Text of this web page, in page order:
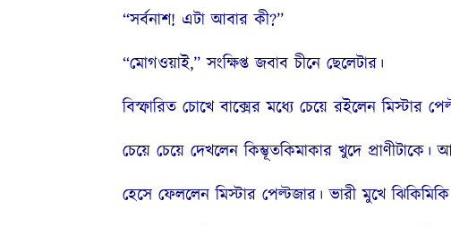
“সর্বনাশ! এটা আবার কী?”
“মোগওয়াই,” সংক্ষিপ্ত জবাব চীনে ছেলেটার।
বিস্ফারিত চোখে বাক্সের মধ্যে চেয়ে রইলেন মিস্টার
চেয়ে চেয়ে দেখলেন কিম্ভূতকিমাকার খুদে প্রাণীটাকে।
হেসে ফেললেন মিস্টার পেল্টজার। ভারী মুখে ঝিকিমিকি